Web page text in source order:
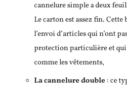
cannelure simple a deux
Le carton est assez fin.
l’envoi d’articles qui n’ont
protection particulière et qui
comme les vêtements,
La cannelure double : ce